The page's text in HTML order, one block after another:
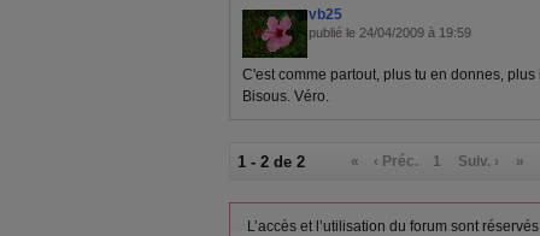
vb25
publié le 24/04/2009 à 19:59
C'est comme partout, plus tu en donnes, plus
Bisous. Véro.
1 - 2 de 2 « ‹ Préc. 1 Suiv. › »
L’accès et l’utilisation du forum sont